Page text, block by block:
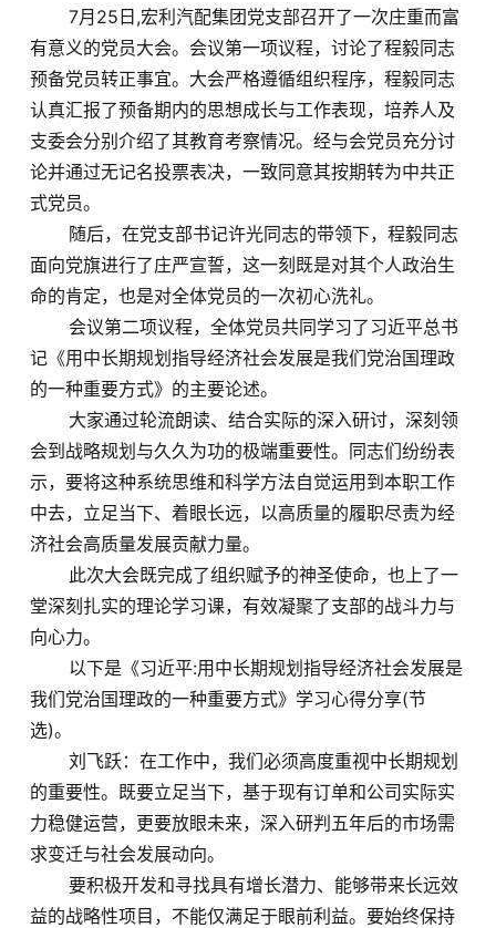
7月25日,宏利汽配集团党支部召开了一次庄重而富
有意义的党员大会。会议第一项议程，讨论了程毅同志
预备党员转正事宜。大会严格遵循组织程序，程毅同志
认真汇报了预备期内的思想成长与工作表现，培养人及
支委会分别介绍了其教育考察情况。经与会党员充分讨
论并通过无记名投票表决，一致同意其按期转为中共正
式党员。
随后，在党支部书记许光同志的带领下，程毅同志
面向党旗进行了庄严宣誓，这一刻既是对其个人政治生
命的肯定，也是对全体党员的一次初心洗礼。
会议第二项议程，全体党员共同学习了习近平总书
记《用中长期规划指导经济社会发展是我们党治国理政
的一种重要方式》的主要论述。
大家通过轮流朗读、结合实际的深入研讨，深刻领
会到战略规划与久久为功的极端重要性。同志们纷纷表
示，要将这种系统思维和科学方法自觉运用到本职工作
中去，立足当下、着眼长远，以高质量的履职尽责为经
济社会高质量发展贡献力量。
此次大会既完成了组织赋予的神圣使命，也上了一
堂深刻扎实的理论学习课，有效凝聚了支部的战斗力与
向心力。
以下是《习近平:用中长期规划指导经济社会发展是
我们党治国理政的一种重要方式》学习心得分享(节
选)。
刘飞跃：在工作中，我们必须高度重视中长期规划
的重要性。既要立足当下，基于现有订单和公司实际实
力稳健运营，更要放眼未来，深入研判五年后的市场需
求变迁与社会发展动向。
要积极开发和寻找具有增长潜力、能够带来长远效
益的战略性项目，不能仅满足于眼前利益。要始终保持